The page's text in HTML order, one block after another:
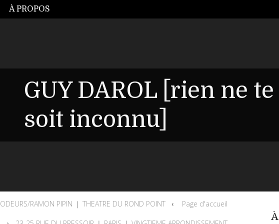
À PROPOS
GUY DAROL [rien ne te
soit inconnu]
ODEURS/RAMON PIPIN ❘ THEATRE DU ROND POINT Page d'accueil